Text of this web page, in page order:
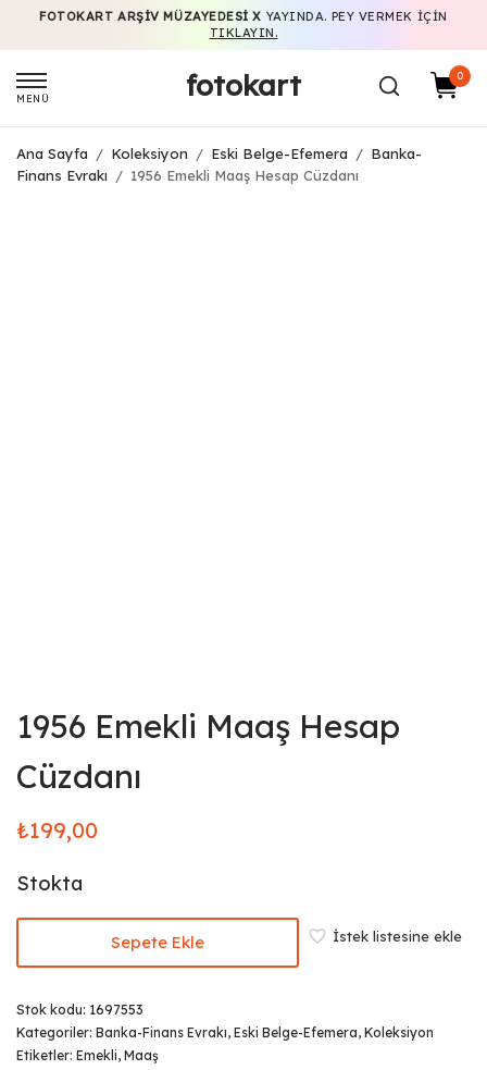
FOTOKART ARŞIV MÜZAYEDESI X YAYINDA. PEY VERMEK IÇIN
TIKLAYIN.
MENÜ fotokart 0
Ana Sayfa / Koleksiyon / Eski Belge-Efemera / Banka-
Finans Evrakı
/ 1956 Emekli Maaş Hesap Cüzdanı
1956 Emekli Maaş Hesap
Cüzdanı
₺199,00
Stokta
Sepete Ekle İstek listesine ekle
Stok kodu: 1697553
Kategoriler: Banka-Finans Evrakı, Eski Belge-Efemera, Koleksiyon
Etiketler: Emekli, Maaş